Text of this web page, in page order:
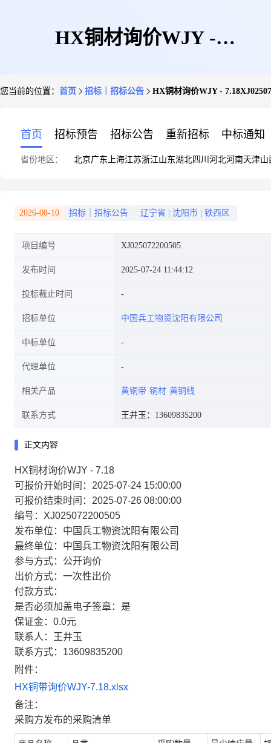
HX铜材询价WJY -
您当前的位置： 首页 招标｜招标公告 HX铜材询价WJY -
首页 招标预告 招标公告 重新招标 中标通知
省份地区： 北京广东 上海江苏浙江山东湖北四川 河北河南天津山
2026-08-10 招标｜招标公告 辽宁省 沈阳市 铁西区
项目编号 XJ025072200505
发布时间 2025-07-24 11:44:12
投标截止时间
招标单位 中国兵工物资沈阳有限公司
中标单位
代理单位
相关产品 黄铜带 铜材 黄铜线
联系方式 王井玉：13609835200
正文内容
HX铜材询价WJY - 7.18
可报价开始时间：2025-07-24 15:00:00
可报价结束时间：2025-07-26 08:00:00
编号：XJ025072200505
发布单位：中国兵工物资沈阳有限公司
最终单位：中国兵工物资沈阳有限公司
参与方式：公开询价
出价方式：一次性出价
付款方式：
是否必须加盖电子签章：是
保证金：0.0元
联系人：王井玉
联系方式：13609835200
附件：
HX铜带询价WJY-7.18.xlsx
备注：
采购方发布的采购清单